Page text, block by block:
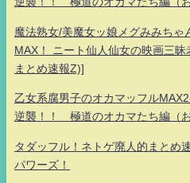
魔法熟女/美魔女ッ娘メグみみちゃ
MAX！ ニート仙人仙女の映画三
まとめ速報Z)]
乙女系腐男子のオカマッフル
逆襲！！ 極道のオカマたち編（
タダッフル！ネトゲ廃人的まとめ
パワーズ！